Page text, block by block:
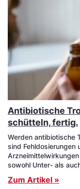
Antibiotische
schütteln, fertig.
Werden antibiotische
sind Fehldosierungen
sowohl Unter- als
Zum Artikel »